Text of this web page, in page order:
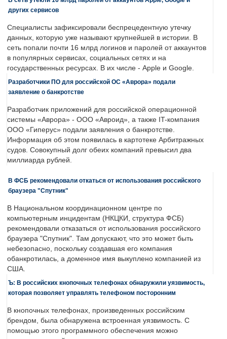
других сервисов
Специалисты зафиксировали беспрецедентную утечку
данных, которую уже называют крупнейшей в истории. В
сеть попали почти 16 млрд логинов и паролей от аккаунтов
в популярных сервисах, социальных сетях и на
государственных ресурсах. В их числе - Apple и Google.
Разработчики ПО для российской ОС «Аврора» подали
заявление о банкротстве
Разработчик приложений для российской операционной
системы «Аврора» - ООО «Авроид», а также IT-компания
ООО «Гиперус» подали заявления о банкротстве.
Информация об этом появилась в картотеке Арбитражных
судов. Совокупный долг обеих компаний превысил два
миллиарда рублей.
В ФСБ рекомендовали откаться от использования российского
браузера "Спутник"
В Национальном координационном центре по
компьютерным инцидентам (НКЦКИ, структура ФСБ)
рекомендовали отказаться от использования российского
браузера "Спутник". Там допускают, что это может быть
небезопасно, поскольку создавшая его компания
обанкротилась, а доменное имя выкуплено компанией из
США.
Ъ: В российских кнопочных телефонах обнаружили уязвимость,
которая позволяет управлять телефоном посторонним
В кнопочных телефонах, произведенных российским
брендом, была обнаружена встроенная уязвимость. С
помощью этого программного обеспечения можно